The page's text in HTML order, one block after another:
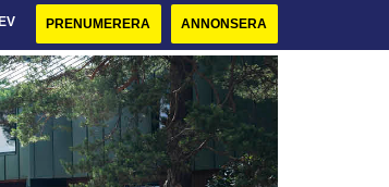
PRENUMERERA ANNONSERA